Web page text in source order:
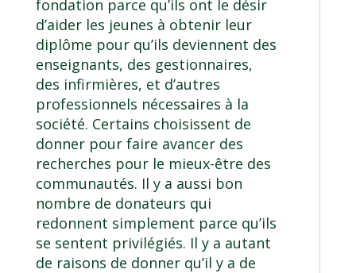
fondation parce qu’ils ont le désir
d’aider les jeunes à obtenir leur
diplôme pour qu’ils deviennent des
enseignants, des gestionnaires,
des infirmières, et d’autres
professionnels nécessaires à la
société. Certains choisissent de
donner pour faire avancer des
recherches pour le mieux-être des
communautés. Il y a aussi bon
nombre de donateurs qui
redonnent simplement parce qu’ils
se sentent privilégiés. Il y a autant
de raisons de donner qu’il y a de